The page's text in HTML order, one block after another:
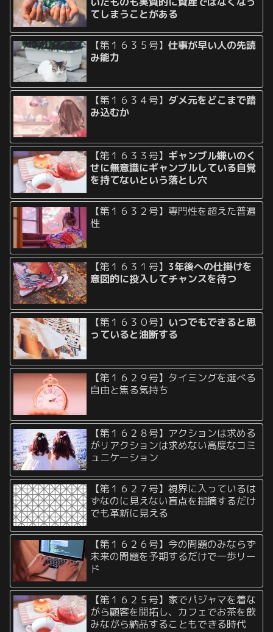
てしまうことがある
【第１６３５号】仕事が早い人の先読
み能力
【第１６３４号】 ダメ元をどこまで踏
み込むか
【第１６３３号】 ギャンブル嫌いのく
せに無意識にギャンブルしている自覚
を持てないという落とし穴
【第１６３２号】専門性を超えた普遍
性
【第１６３１号】 3年後への仕掛けを
意図的に投入してチャンスを待つ
【第１６３０号】 いつでもできると思
っていると油断する
【第１６２９号】タイミングを選べる
自由と焦る気持ち
【第１６２８号】アクションは求める
がリアクションは求めない高度なコミ
ュニケーション
【第１６２７号】視界に入っているは
ずなのに見えない盲点を指摘するだけ
でも革新に見える
【第１６２６号】今の問題のみならず
未来の問題を予期するだけで一歩リー
ド
【第１６２５号】家でパジャマを着な
がら顧客を開拓し、カフェでお茶を飲
みながら納品することもできる時代